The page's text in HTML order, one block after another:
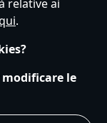
generali
relative ai
.
modificare le